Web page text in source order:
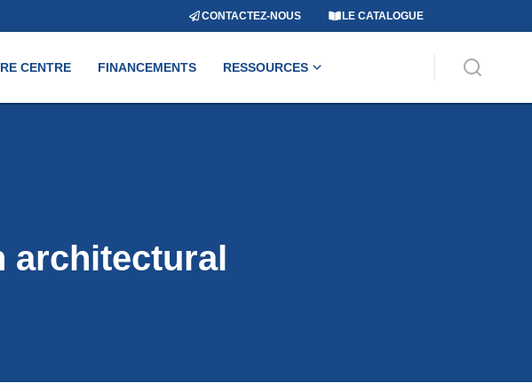
CONTACTEZ-NOUS LE CATALOGUE
CENTRE FINANCEMENTS RESSOURCES
architectural